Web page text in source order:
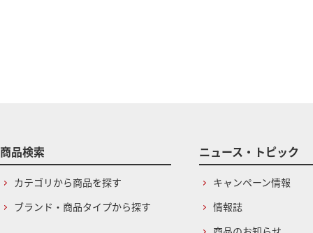
商品検索
カテゴリから商品を探す
ブランド・商品タイプから探す
ニュース・トピック
キャンペーン情報
情報誌